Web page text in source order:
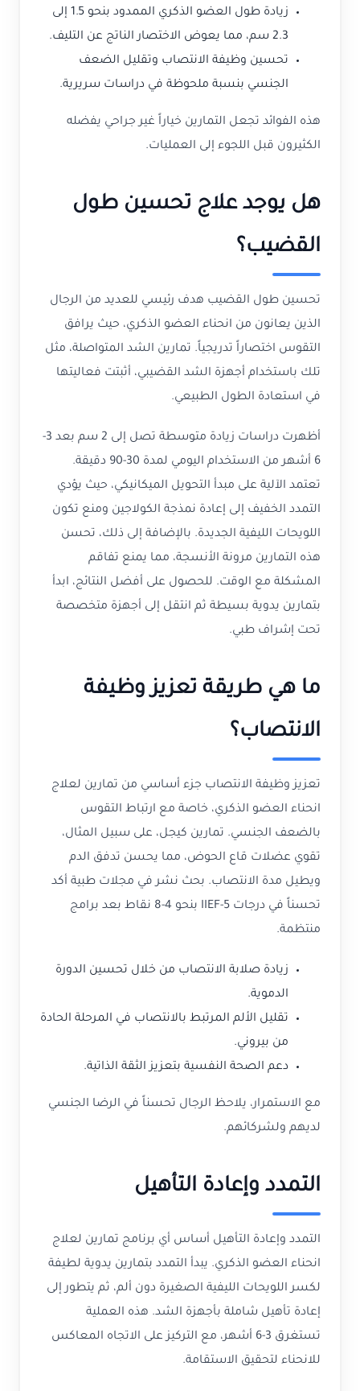
زيادة طول العضو الذكري الممدود بنحو 1.5 إلى
2.3 سم، مما يعوض الاختصار الناتج عن التليف.
تحسين وظيفة الانتصاب وتقليل الضعف
الجنسي بنسبة ملحوظة في دراسات سريرية.
هذه الفوائد تجعل التمارين خياراً غير جراحي يفضله
الكثيرون قبل اللجوء إلى العمليات.
هل يوجد علاج تحسين طول
القضيب؟
تحسين طول القضيب هدف رئيسي للعديد من الرجال
الذين يعانون من انحناء العضو الذكري، حيث يرافق
التقوس اختصاراً تدريجياً. تمارين الشد المتواصلة، مثل
تلك باستخدام أجهزة الشد القضيبي، أثبتت فعاليتها
في استعادة الطول الطبيعي.
أظهرت دراسات زيادة متوسطة تصل إلى 2 سم بعد 3-
6 أشهر من الاستخدام اليومي لمدة 30-90 دقيقة.
تعتمد الآلية على مبدأ التحويل الميكانيكي، حيث يؤدي
التمدد الخفيف إلى إعادة نمذجة الكولاجين ومنع تكون
اللويحات الليفية الجديدة. بالإضافة إلى ذلك، تحسن
هذه التمارين مرونة الأنسجة، مما يمنع تفاقم
المشكلة مع الوقت. للحصول على أفضل النتائج، ابدأ
بتمارين يدوية بسيطة ثم انتقل إلى أجهزة متخصصة
تحت إشراف طبي.
ما هي طريقة تعزيز وظيفة
الانتصاب؟
تعزيز وظيفة الانتصاب جزء أساسي من تمارين لعلاج
انحناء العضو الذكري، خاصة مع ارتباط التقوس
بالضعف الجنسي. تمارين كيجل، على سبيل المثال،
تقوي عضلات قاع الحوض، مما يحسن تدفق الدم
ويطيل مدة الانتصاب. بحث نشر في مجلات طبية أكد
تحسناً في درجات IIEF-5 بنحو 4-8 نقاط بعد برامج
منتظمة.
زيادة صلابة الانتصاب من خلال تحسين الدورة
الدموية.
تقليل الألم المرتبط بالانتصاب في المرحلة الحادة
من بيروني.
دعم الصحة النفسية بتعزيز الثقة الذاتية.
مع الاستمرار، يلاحظ الرجال تحسناً في الرضا الجنسي
لديهم ولشركائهم.
التمدد وإعادة التأهيل
التمدد وإعادة التأهيل أساس أي برنامج تمارين لعلاج
انحناء العضو الذكري. يبدأ التمدد بتمارين يدوية لطيفة
لكسر اللويحات الليفية الصغيرة دون ألم، ثم يتطور إلى
إعادة تأهيل شاملة بأجهزة الشد. هذه العملية
تستغرق 3-6 أشهر، مع التركيز على الاتجاه المعاكس
للانحناء لتحقيق الاستقامة.